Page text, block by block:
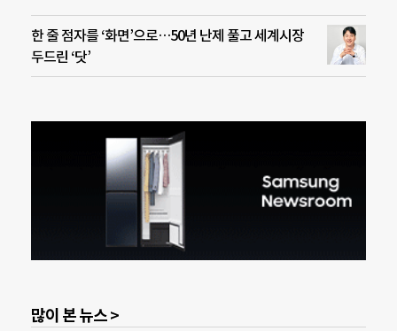
한 줄 점자를 ‘화면’으로…50년 난제 풀고 세계시장
두드린 ‘닷’
많이 본 뉴스 >